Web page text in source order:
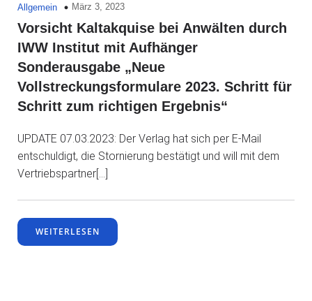
Allgemein März 3, 2023
Vorsicht Kaltakquise bei Anwälten durch
IWW Institut mit Aufhänger
Sonderausgabe „Neue
Vollstreckungsformulare 2023. Schritt für
Schritt zum richtigen Ergebnis“
UPDATE 07.03.2023: Der Verlag hat sich per E-Mail
entschuldigt, die Stornierung bestätigt und will mit dem
Vertriebspartner[…]
WEITERLESEN